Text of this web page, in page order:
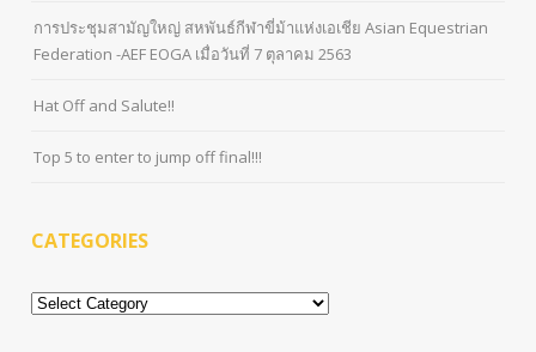
การประชุมสามัญใหญ่ สหพันธ์กีฬาขี่ม้าแห่งเอเชีย Asian Equestrian
Federation -AEF EOGA เมื่อวันที่ 7 ตุลาคม 2563
Hat Off and Salute!!
Top 5 to enter to jump off final!!!
CATEGORIES
Categories